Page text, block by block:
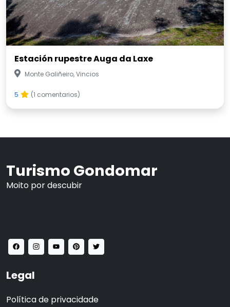
Estación rupestre Auga da Laxe
Monte Galiñeiro, Vincios
5 (1 comentarios)
Turismo Gondomar
Moito por descubir
Legal
Política de privacidade